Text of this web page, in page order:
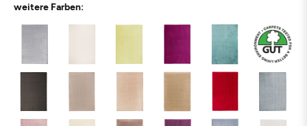
weitere Farben: